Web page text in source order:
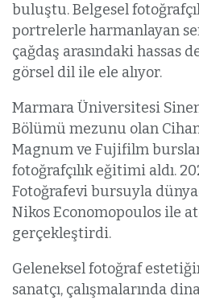
buluştu. Belgesel
portrelerle harmanlayan
çağdaş arasındaki hassas
görsel dil ile ele alıyor.
Marmara Üniversitesi
Bölümü mezunu olan
Magnum ve Fujifilm
fotoğrafçılık eğitimi aldı.
Fotoğrafevi bursuyla
Nikos Economopoulos ile
gerçekleştirdi.
Geleneksel fotoğraf
sanatçı, çalışmalarında